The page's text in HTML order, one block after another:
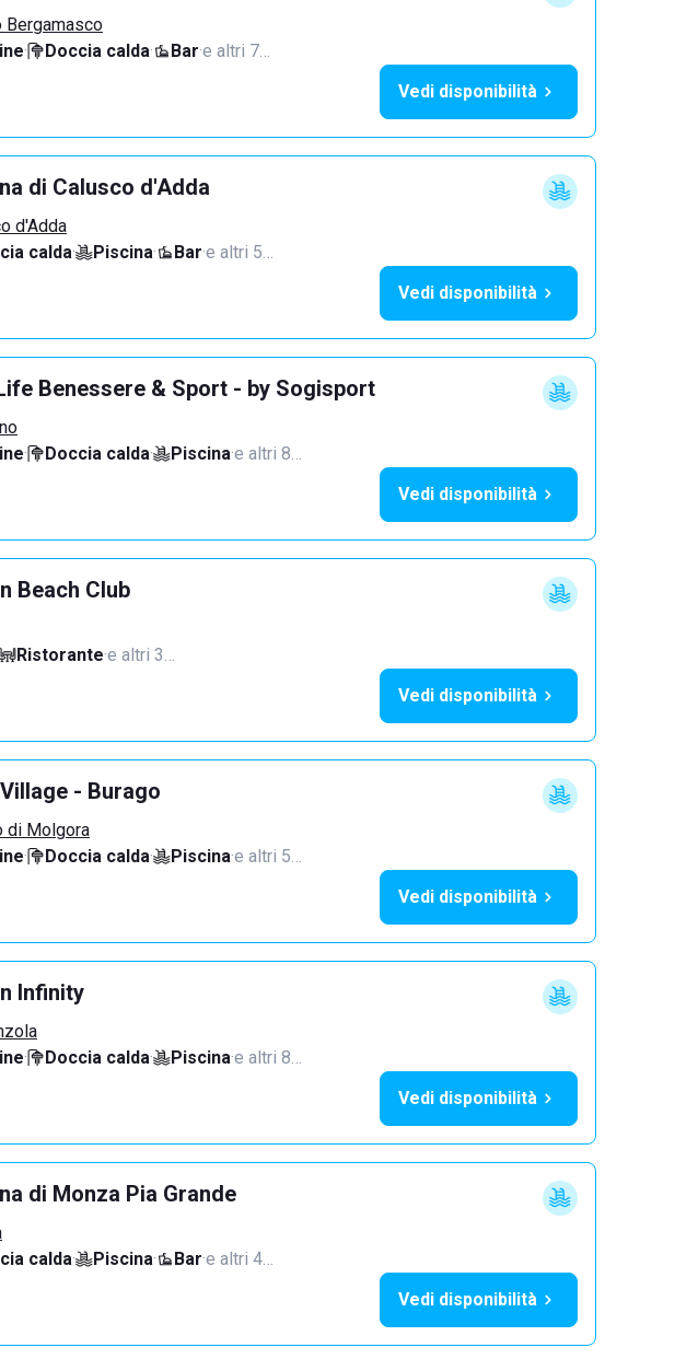
Bergamasco
· Doccia calda· Bar·e altri 7…
Vedi disponibilità
di Calusco d'Adda
d'Adda
calda· Piscina· Bar·e altri 5…
Vedi disponibilità
Benessere & Sport - by Sogisport
· Doccia calda· Piscina·e altri 8…
Vedi disponibilità
Beach Club
Ristorante·e altri 3…
Vedi disponibilità
- Burago
di Molgora
· Doccia calda· Piscina·e altri 5…
Vedi disponibilità
Infinity
· Doccia calda· Piscina·e altri 8…
Vedi disponibilità
di Monza Pia Grande
calda· Piscina· Bar·e altri 4…
Vedi disponibilità